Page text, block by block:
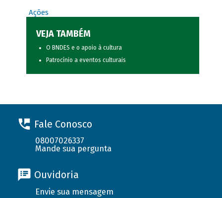
Ações
VEJA TAMBÉM
O BNDES e o apoio à cultura
Patrocínio a eventos culturais
Fale Conosco
08007026337
Mande sua pergunta
Ouvidoria
Envie sua mensagem